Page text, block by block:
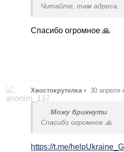
Читайте, там адреса.
ищите сами. Если
скорее всего нет.
Документы все что
Спасибо огромное 🙏
Xвостокрутелка • 30 апреля
Можу брикнути
Спасибо огромное 🙏
https://t.me/